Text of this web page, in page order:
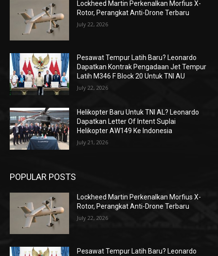
Lockheed Martin Perkenalkan Morfius X-
Rotor, Perangkat Anti-Drone Terbaru
July 22, 2026
Pesawat Tempur Latih Baru? Leonardo
Dapatkan Kontrak Pengadaan Jet Tempur
Latih M346 F Block 20 Untuk TNI AU
July 22, 2026
Helikopter Baru Untuk TNI AL? Leonardo
Dapatkan Letter Of Intent Suplai
Helikopter AW149 Ke Indonesia
July 21, 2026
POPULAR POSTS
Lockheed Martin Perkenalkan Morfius X-
Rotor, Perangkat Anti-Drone Terbaru
July 22, 2026
Pesawat Tempur Latih Baru? Leonardo